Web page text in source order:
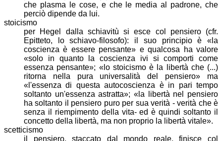
che plasma le cose, e che le media al padrone, che
perciò dipende da lui.
stoicismo
per Hegel dalla schiavitù si esce col pensiero (cfr.
Epitteto, lo schiavo-filosofo): il suo principio è
la
coscienza è essere pensante
e qualcosa ha valore
solo in quanto la coscienza ivi si comporti come
essenza pensante ;
lo stoicismo è la libertà che (...)
ritorna nella pura universalità del pensiero
ma
l'essenza di questa autocoscienza è in pari tempo
soltanto un'essenza astratta ;
la libertà nel pensiero
ha soltanto il pensiero puro per sua verità - verità che è
senza il riempimento della vita- ed è quindi soltanto il
concetto della libertà, ma non proprio la libertà vitale .
scetticismo
il pensiero, staccato dal mondo reale, finisce col